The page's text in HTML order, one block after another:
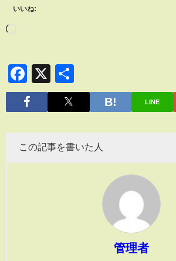
いいね:
Facebook
X
有
LINE
この記事を書いた人
管理者